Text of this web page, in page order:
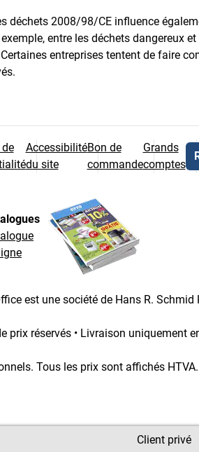
déchets 2008/98/CE influence
entre les déchets dangereux
entreprises tentent de faire
Accessibilité
du site
Bon de
commande
Grands
comptes
est une société de Hans R. Schmid
prix réservés • Livraison uniquement
Tous les prix sont affichés HTVA.
Client privé